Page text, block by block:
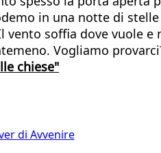
in una notte di
vento soffia dove vuole
Vogliamo
chiese"
di Avvenire